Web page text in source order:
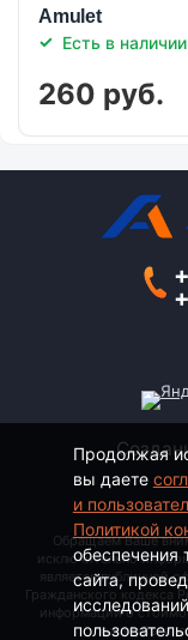
Amulet
Есть в наличии
260 руб.
Обращаем Ваше
исключительно
является публичной
Гражданского кодекса
информации о
пожалуйста,
Продолжая
вы даете
и
Политикой
обеспечения
сайта,